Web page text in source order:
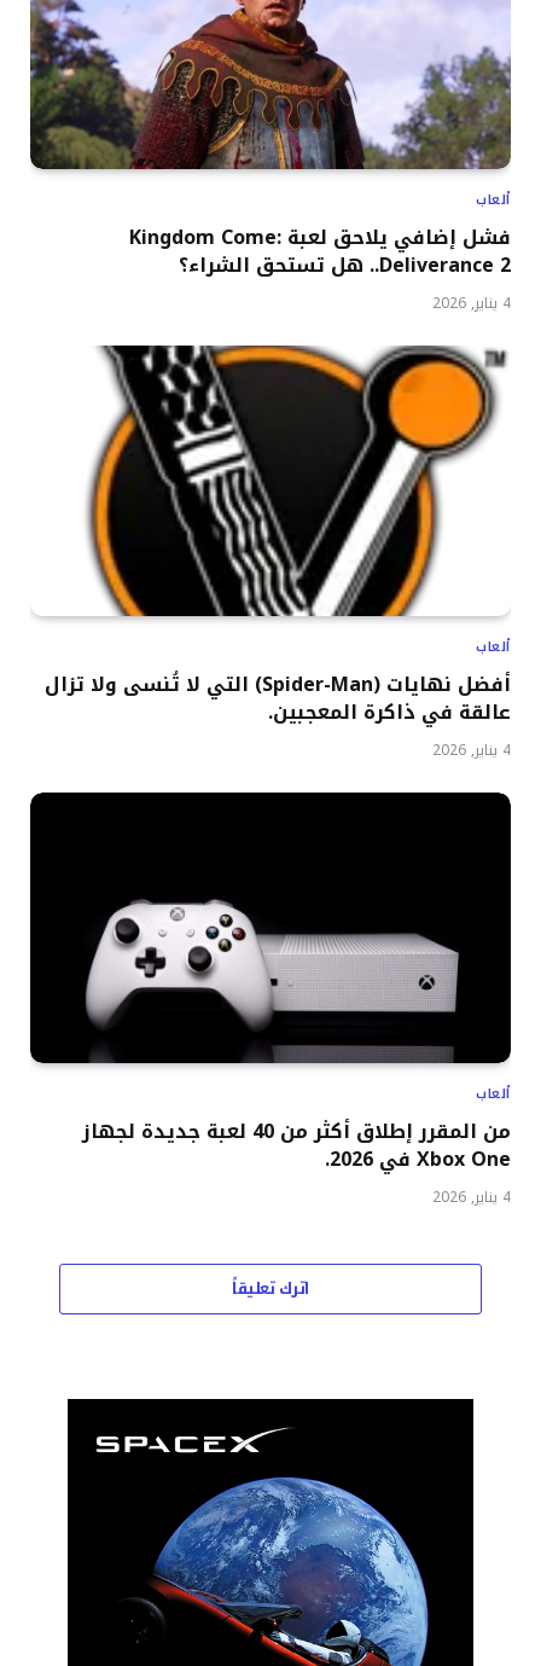
ألعاب
فشل إضافي يلاحق لعبة Kingdom Come:
Deliverance 2.. هل تستحق الشراء؟
4 يناير, 2026
ألعاب
أفضل نهايات (Spider-Man) التي لا تُنسى ولا تزال
عالقة في ذاكرة المعجبين.
4 يناير, 2026
ألعاب
من المقرر إطلاق أكثر من 40 لعبة جديدة لجهاز
Xbox One في 2026.
4 يناير, 2026
اترك تعليقاً